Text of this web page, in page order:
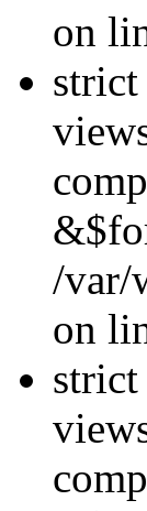
on
/var/
on